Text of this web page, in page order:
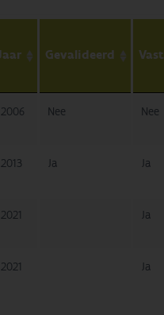
Gevalideerd
2006 Nee Nee
2013 Ja Ja
2021 Ja
2021 Ja